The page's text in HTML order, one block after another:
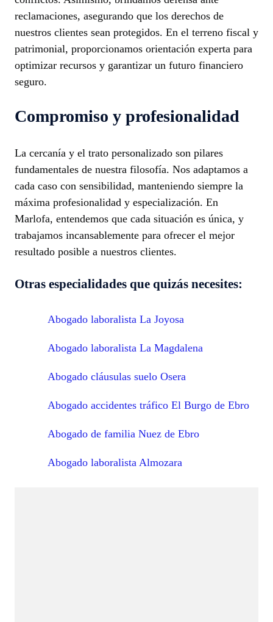
reclamaciones, asegurando que los derechos de
nuestros clientes sean protegidos. En el terreno fiscal y
patrimonial, proporcionamos orientación experta para
optimizar recursos y garantizar un futuro financiero
seguro.
Compromiso y profesionalidad
La cercanía y el trato personalizado son pilares
fundamentales de nuestra filosofía. Nos adaptamos a
cada caso con sensibilidad, manteniendo siempre la
máxima profesionalidad y especialización. En
Marlofa, entendemos que cada situación es única, y
trabajamos incansablemente para ofrecer el mejor
resultado posible a nuestros clientes.
Otras especialidades que quizás necesites:
Abogado laboralista La Joyosa
Abogado laboralista La Magdalena
Abogado cláusulas suelo Osera
Abogado accidentes tráfico El Burgo de Ebro
Abogado de familia Nuez de Ebro
Abogado laboralista Almozara